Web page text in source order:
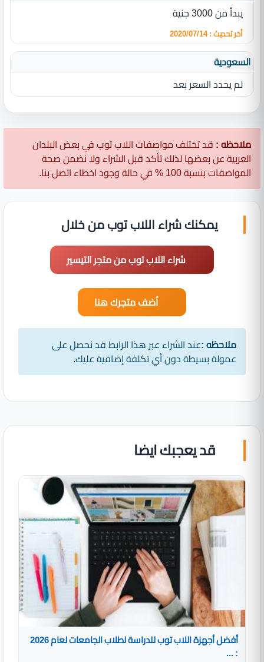
يبدأ من 3000 جنية
أخر تحديث : 2020/07/14
السعودية
لم يحدد السعر بعد
ملاحظه : قد تختلف مواصفات اللاب توب في بعض البلدان
العربية عن بعضها لذلك تأكد قبل الشراء ولا نضمن صحة
المواصفات بنسبة 100 % في حالة وجود اخطاء اتصل بنا.
يمكنك شراء اللاب توب من خلال
شراء اللاب توب من متجر التيسير
أضف متجرك هنا
ملاحظه :عند الشراء عبر هذا الرابط قد نحصل على
عمولة بسيطة دون أي تكلفة إضافية عليك.
قد يعجبك ايضا
أفضل أجهزة اللاب توب للدراسة لطلاب الجامعات لعام 2026
: ...